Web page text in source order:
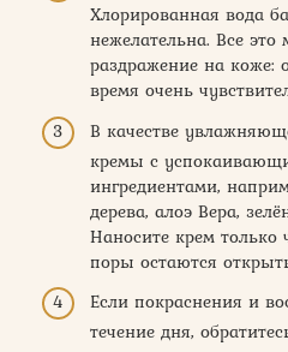
Хлорированная вода
нежелательна. Все
раздражение на коже:
время очень
В качестве
кремы с
ингредиентами,
дерева, алоэ Вера,
Наносите крем
поры остаются
Если покраснения и
течение дня,